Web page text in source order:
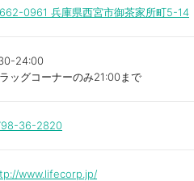
0961 兵庫県西宮市御茶家所町5-14
24:00
ラッグコーナーのみ21:00まで
36-2820
www.lifecorp.jp/